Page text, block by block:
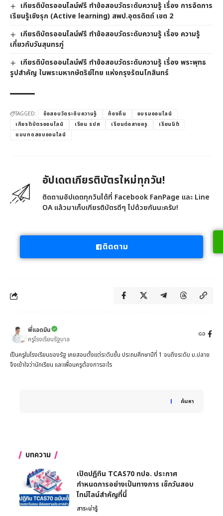
เกียรติบัตรออนไลน์ฟรี ทำข้อสอบวัดระดับความรู้ เรื่อง การจัดการ
เรียนรู้เชิงรุก (Active learning) สพป.อุตรดิตถ์ เขต 2
เกียรติบัตรออนไลน์ฟรี ทำข้อสอบวัดระดับความรู้ เรื่อง ความรู้
เกี่ยวกับวันสุนทรภู่
เกียรติบัตรออนไลน์ฟรี ทำข้อสอบวัดระดับความรู้ เรื่อง พระพุทธ
รูปสำคัญ ในพระมหากษัตริย์ไทย แห่งกรุงรัตนโกสินทร์
TAGGED: ข้อสอบวัดระดับความรู้ ท้องถิ่น
อบรมออนไลน์
เกียรติบัตรออนไลน์
เรียน รปศ เรียนต่อสายครู
เรียนนิติ
แบบทดสอบออนไลน์
อัปเดตเกียรติบัตรใหม่ทุกวัน!
ติดตามอัปเดตทุกวันได้ที่ Facebook FanPage และ Line
OA แล้วมาเก็บเกียรติบัตรดีๆ ไปด้วยกันนะครับ!
ติดตาม
พี่แอดมิน
ครูโรงเรียนรัฐบาล
เป็นครูในโรงเรียนของรัฐ เคยสอนตั้งแต่ระดับชั้น ประถมศึกษาปีที่ 1 จนถึงระดับ ม.ปลาย
จึงเข้าใจว่านักเรียน และเพื่อนครูต้องการอะไร
ค้นหา
When autocomplete results are available use up and
บทความ
เปิดปฏิทิน TCAS70 ทปอ. ประกาศ
กำหนดการอย่างเป็นทางการ เช็กวันสอบ
ไทม์ไลน์สำคัญที่นี่
สาระน่ารู้